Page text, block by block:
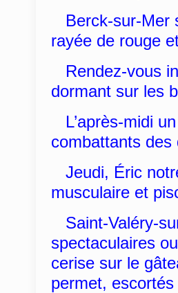
Berck-sur-Mer
rayée de rouge
Rendez-vous
dormant sur les
L’après-midi
combattants des
Jeudi, Éric
musculaire et
Saint-Valéry-
spectaculaires
cerise sur le
permet,